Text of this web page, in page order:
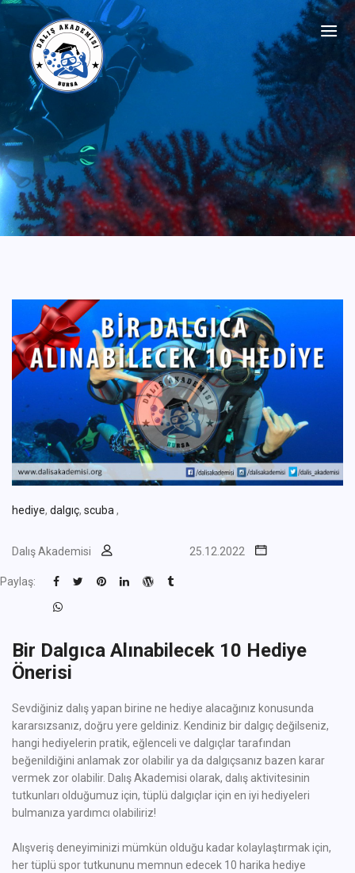
hediye, dalgıç, scuba ,
Dalış Akademisi 25.12.2022
Paylaş:
Bir Dalgıca Alınabilecek 10 Hediye
Önerisi
Sevdiğiniz dalış yapan birine ne hediye alacağınız konusunda
kararsızsanız, doğru yere geldiniz. Kendiniz bir dalgıç değilseniz,
hangi hediyelerin pratik, eğlenceli ve dalgıçlar tarafından
beğenildiğini anlamak zor olabilir ya da dalgıçsanız bazen karar
vermek zor olabilir. Dalış Akademisi olarak, dalış aktivitesinin
tutkunları olduğumuz için, tüplü dalgıçlar için en iyi hediyeleri
bulmanıza yardımcı olabiliriz!
Alışveriş deneyiminizi mümkün olduğu kadar kolaylaştırmak için,
her tüplü spor tutkununu memnun edecek 10 harika hediye